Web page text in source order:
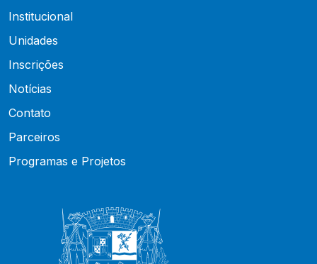
Institucional
Unidades
Inscrições
Notícias
Contato
Parceiros
Programas e Projetos